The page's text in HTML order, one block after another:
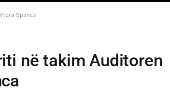
Spanca
në takim Auditoren